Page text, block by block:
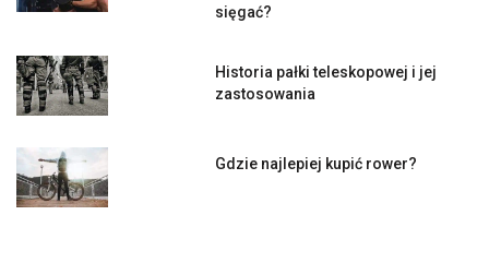
sięgać?
Historia pałki teleskopowej i jej
zastosowania
Gdzie najlepiej kupić rower?